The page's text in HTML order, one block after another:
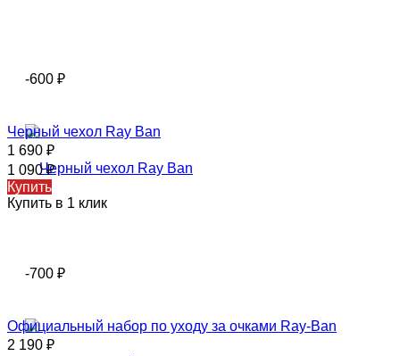
-600 ₽
Черный чехол Ray Ban
1 690 ₽
1 090₽
Купить
Купить в 1 клик
-700 ₽
Официальный набор по уходу за очками Ray-Ban
2 190 ₽